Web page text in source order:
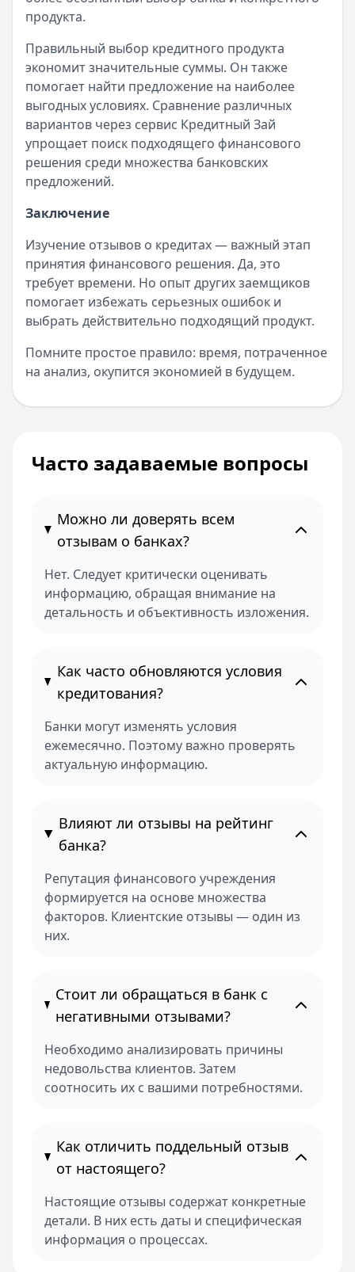
продукта.
Правильный выбор кредитного продукта
экономит значительные суммы. Он также
помогает найти предложение на наиболее
выгодных условиях. Сравнение различных
вариантов через сервис Кредитный Зай
упрощает поиск подходящего финансового
решения среди множества банковских
предложений.
Заключение
Изучение отзывов о кредитах — важный этап
принятия финансового решения. Да, это
требует времени. Но опыт других заемщиков
помогает избежать серьезных ошибок и
выбрать действительно подходящий продукт.
Помните простое правило: время, потраченное
на анализ, окупится экономией в будущем.
Часто задаваемые вопросы
Можно ли доверять всем
отзывам о банках?
Нет. Следует критически оценивать
информацию, обращая внимание на
детальность и объективность изложения.
Как часто обновляются условия
кредитования?
Банки могут изменять условия
ежемесячно. Поэтому важно проверять
актуальную информацию.
Влияют ли отзывы на рейтинг
банка?
Репутация финансового учреждения
формируется на основе множества
факторов. Клиентские отзывы — один из
них.
Стоит ли обращаться в банк с
негативными отзывами?
Необходимо анализировать причины
недовольства клиентов. Затем
соотносить их с вашими потребностями.
Как отличить поддельный отзыв
от настоящего?
Настоящие отзывы содержат конкретные
детали. В них есть даты и специфическая
информация о процессах.